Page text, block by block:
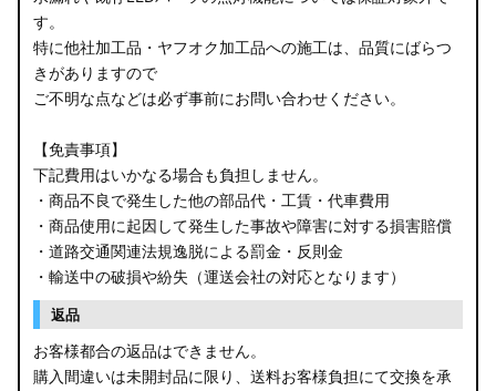
B34W/B35W/B37W/B38W ekクロス
KG CX-8
GU クロストレック
GU インプレッサ
VN5 VNH レヴォーグ / レイバック
ZD8 BRZ
ZC6 BRZ
す。
特に他社加工品・ヤフオク加工品への施工は、品質にばらつ
きがありますので
ご不明な点などは必ず事前にお問い合わせください。
【免責事項】
下記費用はいかなる場合も負担しません。
・商品不良で発生した他の部品代・工賃・代車費用
・商品使用に起因して発生した事故や障害に対する損害賠償
・道路交通関連法規逸脱による罰金・反則金
・輸送中の破損や紛失（運送会社の対応となります）
返品
お客様都合の返品はできません。
購入間違いは未開封品に限り、送料お客様負担にて交換を承